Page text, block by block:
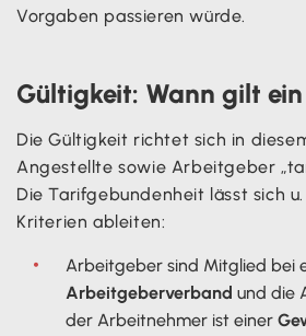
Vorgaben passieren würde.
Gültigkeit: Wann gilt
Die Gültigkeit richtet sich in
Angestellte sowie Arbeitgeber
Die Tarifgebundenheit lässt sich
Kriterien ableiten:
Arbeitgeber sind Mitglied bei
Arbeitgeberverband und die
der Arbeitnehmer ist einer